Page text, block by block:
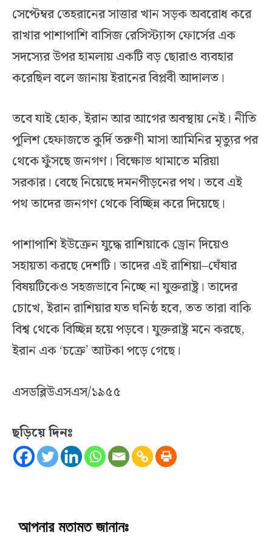
সেপ্টেম্বর তেহরানের সাত্তার খান সড়ক অবরোধ করে
রাখার পাশাপাশি বাসিজ রেসিস্ট্যান্স ফোর্সের এক
সদস্যের উপর হামলায় একটি বড় ছোরাও ব্যবহার
করেছিল বলে জানায় ইরানের বিপ্লবী আদালত।
তবে যাই হোক, ইরান আর আগের অবস্থায় নেই। নীতি
পুলিশ হেফাজতে কুর্দি তরুণী মাসা আমিনির মৃত্যুর পর
থেকে ফুঁসছে জনগণ। বিক্ষোভ থামাতে মরিয়া
সরকার। বেছে নিয়েছে দমনপীড়নের পথ। তবে এই
পথ তাদের জনগণ থেকে বিচ্ছিন্ন করে দিয়েছে।
পাশাপাশি ইউক্রেন যুদ্ধে রাশিয়াকে ড্রোন দিয়েও
সহায়তা করছে দেশটি। তাদের এই রাশিয়া–ঘেঁষার
বিষয়টিকেও সহজভাবে নিচ্ছে না যুক্তরাষ্ট্র। তাদের
চোখে, ইরান রাশিয়ার যত ঘনিষ্ঠ হবে, তত তারা বাকি
বিশ্ব থেকে বিচ্ছিন্ন হয়ে পড়বে। যুক্তরাষ্ট্র মনে করছে,
ইরান এক ‘চক্রে’ আটকা পড়ে গেছে।
এসডব্লিউএসএস/১৯৫৫
ছড়িয়ে দিনঃ
আপনার মতামত জানানঃ